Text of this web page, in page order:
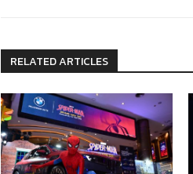
RELATED ARTICLES